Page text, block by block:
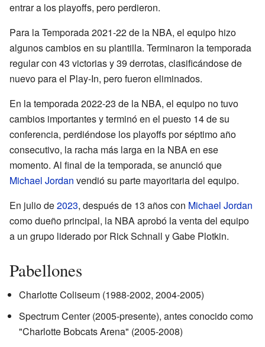
entrar a los playoffs, pero perdieron.
Para la Temporada 2021-22 de la NBA, el equipo hizo
algunos cambios en su plantilla. Terminaron la temporada
regular con 43 victorias y 39 derrotas, clasificándose de
nuevo para el Play-In, pero fueron eliminados.
En la temporada 2022-23 de la NBA, el equipo no tuvo
cambios importantes y terminó en el puesto 14 de su
conferencia, perdiéndose los playoffs por séptimo año
consecutivo, la racha más larga en la NBA en ese
momento. Al final de la temporada, se anunció que
Michael Jordan vendió su parte mayoritaria del equipo.
En julio de2023, después de 13 años con Michael Jordan
como dueño principal, la NBA aprobó la venta del equipo
a un grupo liderado por Rick Schnall y Gabe Plotkin.
Pabellones
Charlotte Coliseum (1988-2002, 2004-2005)
Spectrum Center (2005-presente), antes conocido como
"Charlotte Bobcats Arena" (2005-2008)